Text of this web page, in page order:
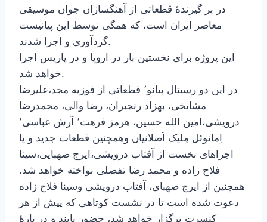
در بر گیرندهٔ قطعاتی از آهنگسازان جوان موسیقی
معاصر ایران است، که همگی توسط این پیانیست
گردآوری و اجرا شدند.
این پروژه برای نخستین بار در اروپا و در پاریس اجرا
خواهد شد.
در این دو رسیتال پیانو٬ قطعاتی از فوزیه مجد،علیرضا
مشایخی، بهزاد رنجبران، رضا والی، محمدرضا
درویشی،امین الله حسین، هرمز فرهت٬ آرش عباسی٬
اِمانوئل مِلیک اَصلانیان وهمچنین قطعات جدید و یا
اجراهای نخست از آفتاب درویشی،ایرج صهبایی،سینا
فلاح زاده و محمد رضا تفضلی نواخته خواهد شد.
همچنین از ایرج صهبای، آفتاب درویشی وسینا فلاح زاده
دعوت شده است تا در نشست کوتاهی که پیش از هر
کنسرت برگزار خواهد شد، حضور یابند و در بارهٔ